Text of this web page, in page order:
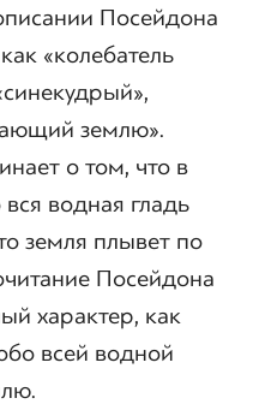
Посейдона
«колебатель
землю».
о том, что в
водная гладь
земля плывет по
Посейдона
характер, как
всей водной